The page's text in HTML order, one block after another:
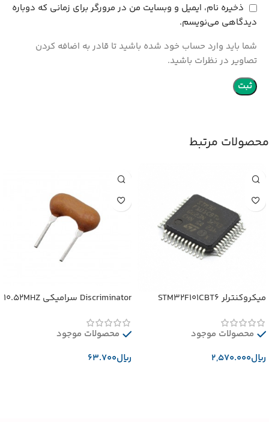
ذخیره نام، ایمیل و وبسایت من در مرورگر برای زمانی که دوباره
دیدگاهی می‌نویسم.
شما باید وارد حساب خود شده باشید تا قادر به اضافه کردن
تصاویر در نظرات باشید.
محصولات مرتبط
میکروکنترلر STM32F101CBT6
محصولات موجود
﷼
Discriminator سرامیکی 10.52MHZ
محصولات موجود
﷼